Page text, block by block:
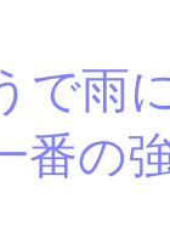
で雨
番の